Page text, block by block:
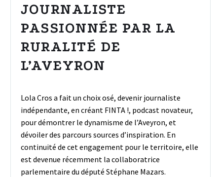
JOURNALISTE
PASSIONNÉE PAR LA
RURALITÉ DE
L’AVEYRON
Lola Cros a fait un choix osé, devenir journaliste
indépendante, en créant FINTA !, podcast novateur,
pour démontrer le dynamisme de l’Aveyron, et
dévoiler des parcours sources d’inspiration. En
continuité de cet engagement pour le territoire, elle
est devenue récemment la collaboratrice
parlementaire du député Stéphane Mazars.